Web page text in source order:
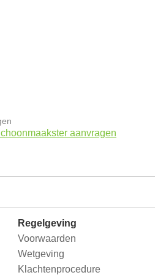
aanvragen
Regelgeving
Voorwaarden
Wetgeving
Klachtenprocedure